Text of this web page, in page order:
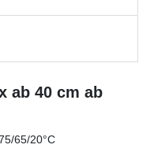
ab 40 cm ab
65/20°C